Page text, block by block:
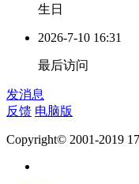
生日
2026-7-10 16:31
最后访问
发消息
反馈 电脑版
Copyright© 2001-2019